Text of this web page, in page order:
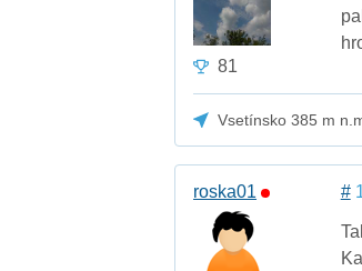
81
Vsetínsko 385 m
roska01 #